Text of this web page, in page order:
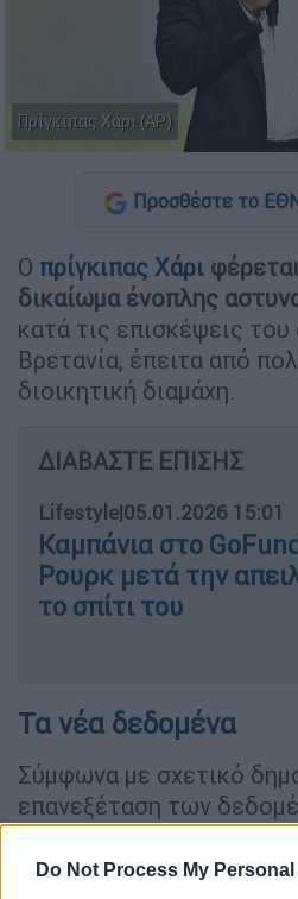
Do Not Process My
Πρίγκιπας Χάρι (AP)
Προσθέστε το
Ο πρίγκιπας Χάρι
δικαίωμα ένοπλης
κατά τις επισκέψεις
Βρετανία, έπειτα από
διοικητική διαμάχη.
ΔΙΑΒΑΣΤΕ ΕΠΙΣΗΣ
Lifestyle|05.01.2026 15:01
Καμπάνια στο
Ρουρκ μετά την
το σπίτι του
Τα νέα δεδομένα
Σύμφωνα με σχετικό
επανεξέταση των
συμπέρασμα ότι ο
Σάσεξπληροί πλέον τα